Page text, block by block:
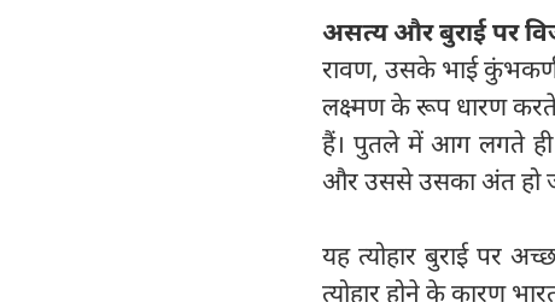
असत्य और बुराई पर
रावण, उसके भाई
लक्ष्मण के रूप धारण
हैं। पुतले में आग लगते
और उससे उसका अंत हो
यह त्योहार बुराई पर
त्योहार होने के कारण